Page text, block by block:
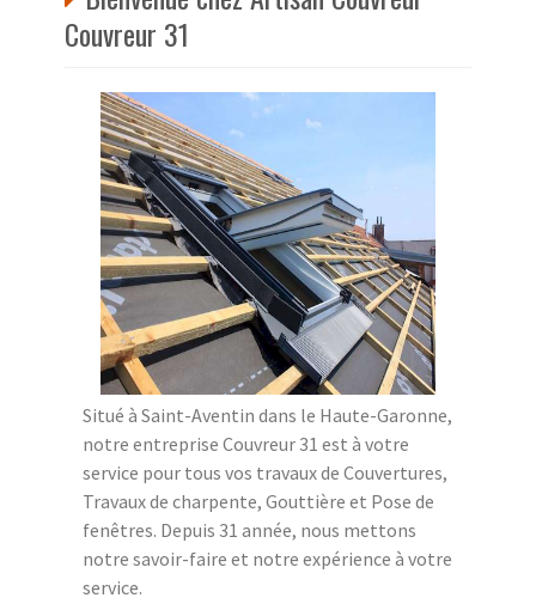
Couvreur 31
Situé à Saint-Aventin dans le Haute-Garonne,
notre entreprise Couvreur 31 est à votre
service pour tous vos travaux de Couvertures,
Travaux de charpente, Gouttière et Pose de
fenêtres. Depuis 31 année, nous mettons
notre savoir-faire et notre expérience à votre
service.